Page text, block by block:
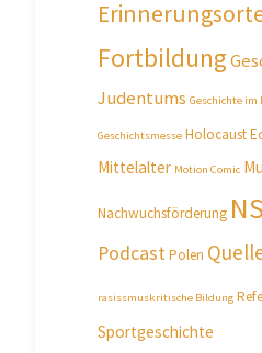
Fortbildung
Judentums Geschichte im
Geschichtsmesse Holocaust
Mittelalter Motion Comic
Nachwuchsförderung NS
PodcastPolen
rasissmuskritische Bildung
Sportgeschichte